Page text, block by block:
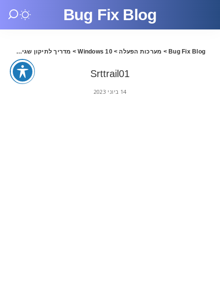
Bug Fix Blog
Bug Fix Blog
> מערכות הפעלה >
Windows 10
> מדריך לתיקון שגיאה Srttrail.txt בווינדוס 10/11
Srttrail01
14 ביוני 2023